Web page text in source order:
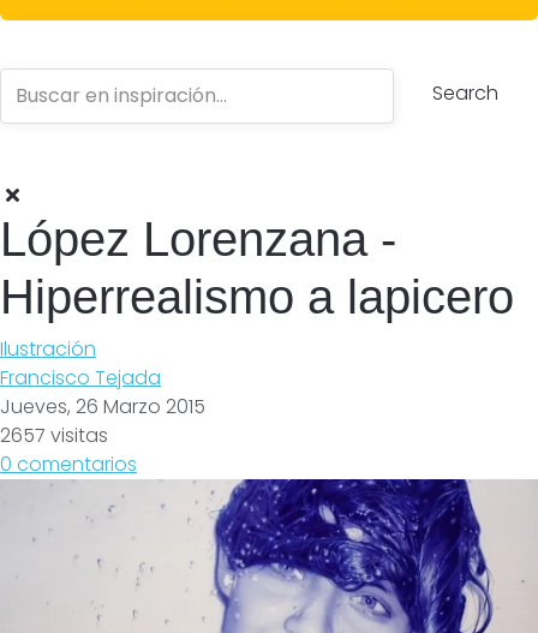
Search
López Lorenzana -
Hiperrealismo a lapicero
Ilustración
Francisco Tejada
Jueves, 26 Marzo 2015
2657 visitas
0 comentarios